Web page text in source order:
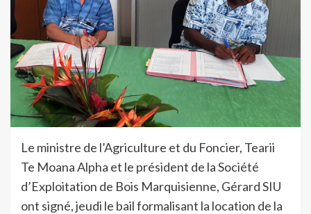
Le ministre de l’Agriculture et du Foncier, Tearii
Te Moana Alpha et le président de la Société
d’Exploitation de Bois Marquisienne, Gérard SIU
ont signé, jeudi le bail formalisant la location de la